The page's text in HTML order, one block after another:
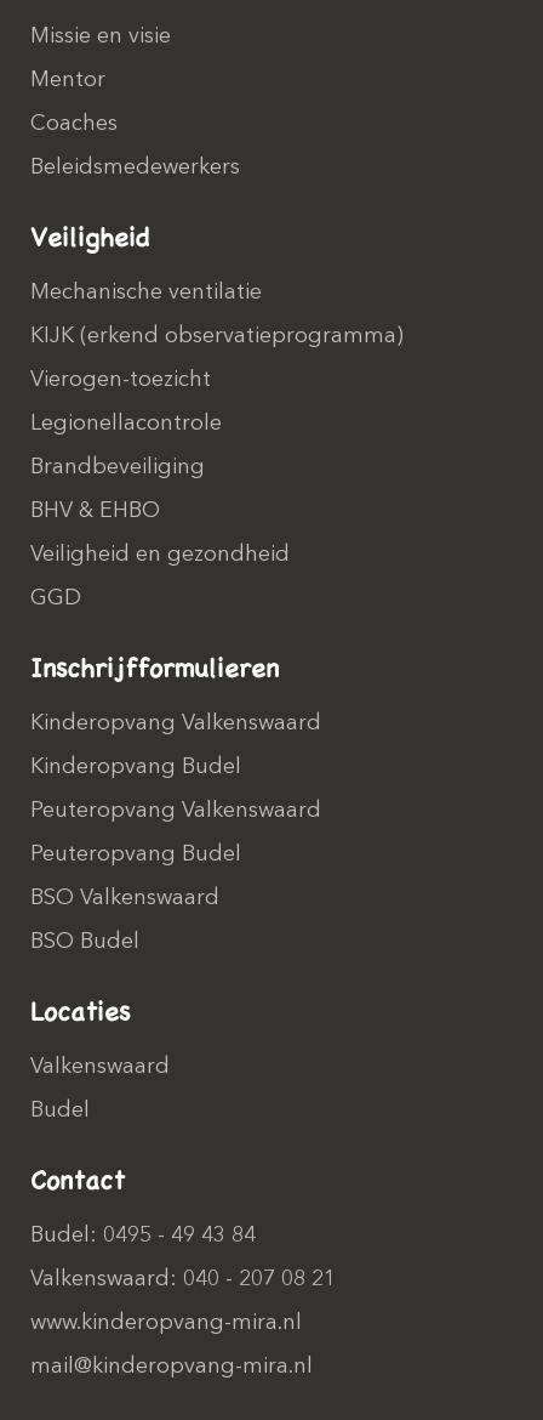
Missie en visie
Mentor
Coaches
Beleidsmedewerkers
Veiligheid
Mechanische ventilatie
KIJK (erkend observatieprogramma)
Vierogen-toezicht
Legionellacontrole
Brandbeveiliging
BHV & EHBO
Veiligheid en gezondheid
GGD
Inschrijfformulieren
Kinderopvang Valkenswaard
Kinderopvang Budel
Peuteropvang Valkenswaard
Peuteropvang Budel
BSO Valkenswaard
BSO Budel
Locaties
Valkenswaard
Budel
Contact
Budel: 0495 - 49 43 84
Valkenswaard: 040 - 207 08 21
www.kinderopvang-mira.nl
mail@kinderopvang-mira.nl